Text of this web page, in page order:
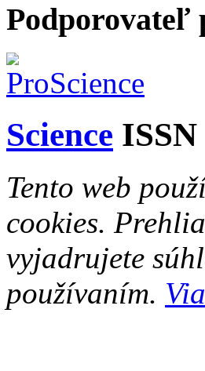
Podporovateľ
Science ISSN
Tento web
cookies.
vyjadrujete
používaním.